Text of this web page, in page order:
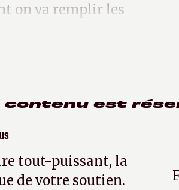
on va remplir les
contenu est
tout-puissant, la
de votre soutien.